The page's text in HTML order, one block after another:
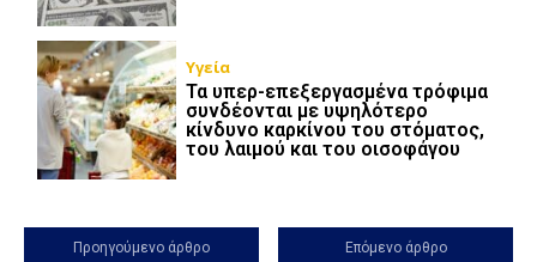
Υγεία
Τα υπερ-επεξεργασμένα τρόφιμα
συνδέονται με υψηλότερο
κίνδυνο καρκίνου του στόματος,
του λαιμού και του οισοφάγου
Προηγούμενο άρθρο Επόμενο άρθρο